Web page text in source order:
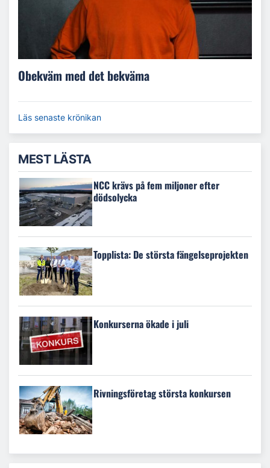
Obekväm med det bekväma
Läs senaste krönikan
MEST LÄSTA
NCC krävs på fem miljoner efter
dödsolycka
Topplista: De största fängelseprojekten
Konkurserna ökade i juli
Rivningsföretag största konkursen